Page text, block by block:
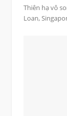
Thiên hạ vô
Loan,